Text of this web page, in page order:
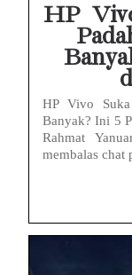
HP
HP Vivo
Banyak? Ini 5
Rahmat
membalas chat